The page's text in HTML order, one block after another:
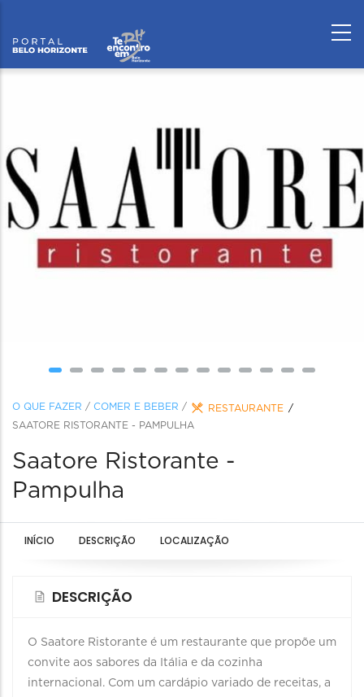
O QUE FAZER / COMER E BEBER /
RESTAURANTE
SAATORE RISTORANTE - PAMPULHA
Saatore Ristorante -
Pampulha
INÍCIO DESCRIÇÃO LOCALIZAÇÃO
DESCRIÇÃO
O Saatore Ristorante é um restaurante que propõe um
convite aos sabores da Itália e da cozinha
internacional. Com um cardápio variado de receitas, a